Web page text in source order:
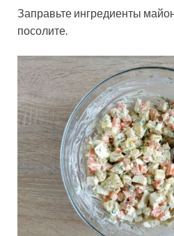
Заправьте ингредиенты
посолите.